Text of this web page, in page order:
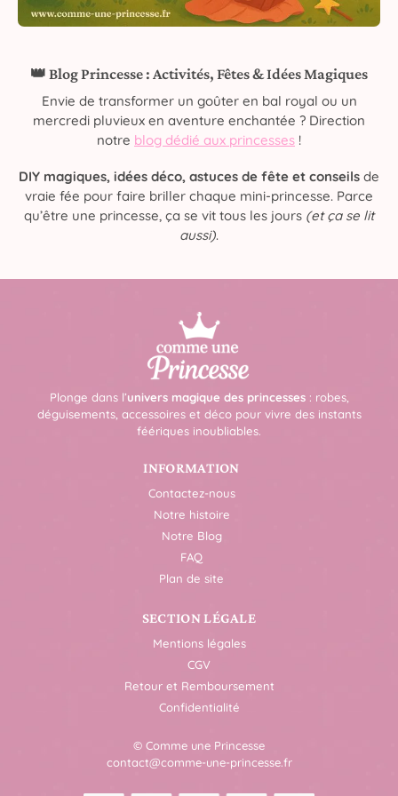
👑 Blog Princesse : Activités, Fêtes & Idées Magiques
Envie de transformer un goûter en bal royal ou un
mercredi pluvieux en aventure enchantée ? Direction
notre blog dédié aux princesses !
DIY magiques, idées déco, astuces de fête et conseils de
vraie fée pour faire briller chaque mini-princesse. Parce
qu’être une princesse, ça se vit tous les jours (et ça se lit
aussi).
Plonge dans l’univers magique des princesses: robes,
déguisements, accessoires et déco pour vivre des instants
féériques inoubliables.
INFORMATION
Contactez-nous
Notre histoire
Notre Blog
FAQ
Plan de site
SECTION LÉGALE
Mentions légales
CGV
Retour et Remboursement
Confidentialité
© Comme une Princesse
contact@comme-une-princesse.fr